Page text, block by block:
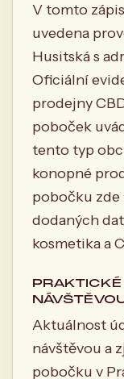
V tomto
uvedena
Husitská s
Oficiální
prodejny
poboček
tento typ
konopné
pobočku
dodaných
kosmetika a
Aktuálnost
návštěvou a
pobočku v